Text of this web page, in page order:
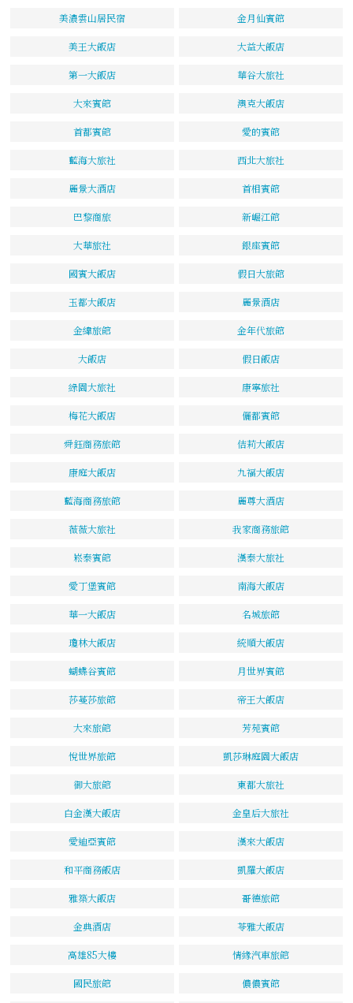
美濃雲山居民宿 金月仙賓館
美王大飯店 大益大飯店
第一大飯店 華谷大旅社
大來賓館 澳克大飯店
首都賓館 愛的賓館
藍海大旅社 西北大旅社
麗景大酒店 首相賓館
巴黎商旅 新崛江館
大華旅社 銀座賓館
國賓大飯店 假日大旅館
玉都大飯店 麗景酒店
金緯旅館 金年代旅館
大飯店 假日飯店
綠園大旅社 康寧旅社
梅花大飯店 儷都賓館
舜鈺商務旅館 佶莉大飯店
康庭大飯店 九福大飯店
藍海商務旅館 麗尊大酒店
薇薇大旅社 我家商務旅館
崧泰賓館 漢泰大旅社
愛丁堡賓館 南海大飯店
華一大飯店 名城旅館
瓊林大飯店 統順大飯店
蝴蝶谷賓館 月世界賓館
莎蔓莎旅館 帝王大飯店
大來旅館 芳苑賓館
悅世界旅館 凱莎琳庭園大飯店
御大旅館 東都大旅社
白金漢大飯店 金皇后大旅社
愛迪亞賓館 漢來大飯店
和平商務飯店 凱羅大飯店
雅築大飯店 哥德旅館
金典酒店 苓雅大飯店
高雄85大樓 情緣汽車旅館
國民旅館 儂儂賓館